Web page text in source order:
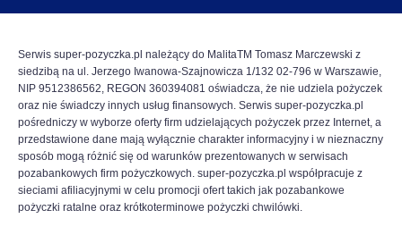
Serwis super-pozyczka.pl należący do MalitaTM Tomasz Marczewski z
siedzibą na ul. Jerzego Iwanowa-Szajnowicza 1/132 02-796 w Warszawie,
NIP 9512386562, REGON 360394081 oświadcza, że nie udziela pożyczek
oraz nie świadczy innych usług finansowych. Serwis super-pozyczka.pl
pośredniczy w wyborze oferty firm udzielających pożyczek przez Internet, a
przedstawione dane mają wyłącznie charakter informacyjny i w nieznaczny
sposób mogą różnić się od warunków prezentowanych w serwisach
pozabankowych firm pożyczkowych. super-pozyczka.pl współpracuje z
sieciami afiliacyjnymi w celu promocji ofert takich jak pozabankowe
pożyczki ratalne oraz krótkoterminowe pożyczki chwilówki.